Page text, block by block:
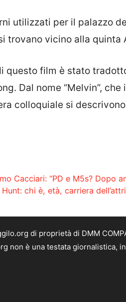
utilizzati per il palazzo
trovano vicino alla quinta
questo film è stato
Dal nome “Melvin”,
colloquiale si
Cacciari: “PD e M5s? Dopo
Hunt: chi è, età, carriera
di proprietà di DMM
non è una testata giornalistica,